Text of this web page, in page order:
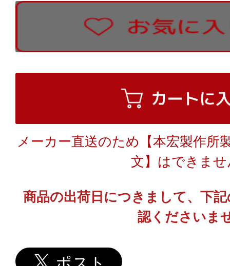
メーカー直送のため【本宏製作所
文】はできませ
商品の出荷日につきまして、下
認くださいま